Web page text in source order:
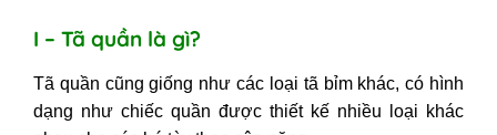
I – Tã quần là gì?
Tã quần cũng giống như các loại tã bỉm khác, có hình
dạng như chiếc quần được thiết kế nhiều loại khác